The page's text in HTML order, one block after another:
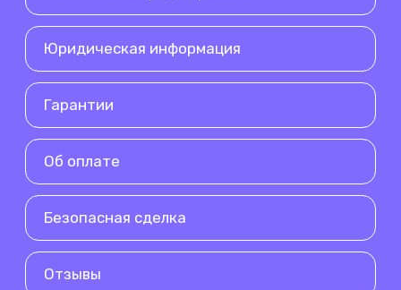
Юридическая информация
Гарантии
Об оплате
Безопасная сделка
Отзывы